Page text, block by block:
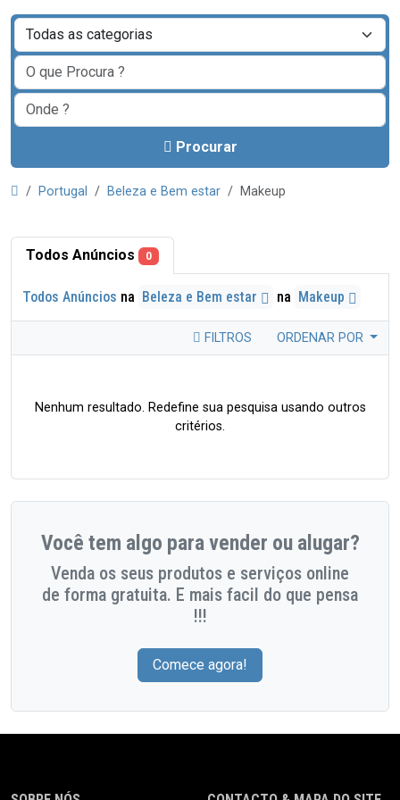
Procurar
Portugal Beleza e Bem estar Makeup
Todos Anúncios 0
Todos Anúncios na Beleza e Bem estar na Makeup
FILTROS ORDENAR POR
Nenhum resultado. Redefine sua pesquisa usando outros
critérios.
Você tem algo para vender ou alugar?
Venda os seus produtos e serviços online
de forma gratuita. E mais facil do que pensa
!!!
Comece agora!